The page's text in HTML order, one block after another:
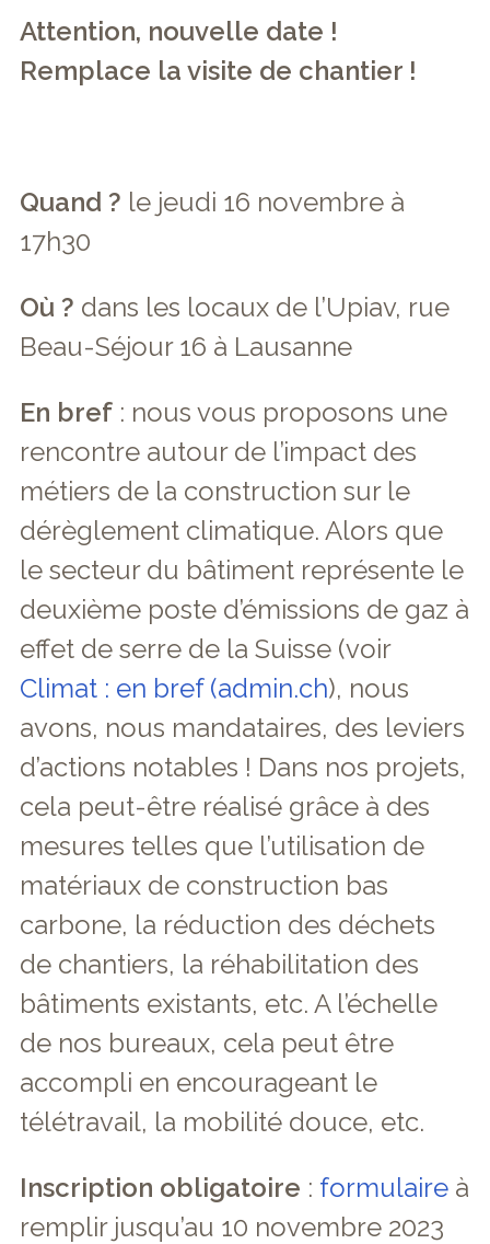
Attention, nouvelle date !
Remplace la visite de chantier !
Quand ? le jeudi 16 novembre à
17h30
Où ? dans les locaux de l’Upiav, rue
Beau-Séjour 16 à Lausanne
En bref : nous vous proposons une
rencontre autour de l’impact des
métiers de la construction sur le
dérèglement climatique. Alors que
le secteur du bâtiment représente le
deuxième poste d’émissions de gaz à
effet de serre de la Suisse (voir
Climat : en bref (admin.ch), nous
avons, nous mandataires, des leviers
d’actions notables ! Dans nos projets,
cela peut-être réalisé grâce à des
mesures telles que l’utilisation de
matériaux de construction bas
carbone, la réduction des déchets
de chantiers, la réhabilitation des
bâtiments existants, etc. A l’échelle
de nos bureaux, cela peut être
accompli en encourageant le
télétravail, la mobilité douce, etc.
Inscription obligatoire : formulaire à
remplir jusqu’au 10 novembre 2023